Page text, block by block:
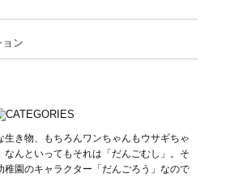
ン
生き物、もちろんワンちゃんもウサギちゃ
なんといってもそれは「だんごむし」。そ
稚園のキャラクター「だんごろう」なので